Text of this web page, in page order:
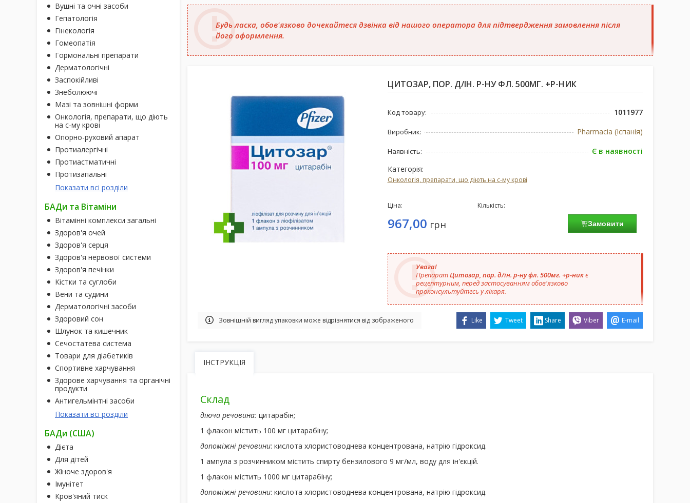
Вушні та очні засоби
Гепатологія
Гінекологія
Гомеопатія
Гормональні препарати
Дерматологічні
Заспокійливі
Знеболюючі
Мазі та зовнішні форми
Онкологія, препарати, що діють
на с-му крові
Опорно-руховий апарат
Протиалергічні
Протиастматичні
Протизапальні
Показати всі розділи
БАДи та Вітаміни
Вітамінні комплекси загальні
Здоров'я очей
Здоров'я серця
Здоров'я нервової системи
Здоров'я печінки
Кістки та суглоби
Вени та судини
Дерматологічні засоби
Здоровий сон
Шлунок та кишечник
Сечостатева система
Товари для діабетиків
Спортивне харчування
Здорове харчування та органічні
продукти
Антигельмінтні засоби
Показати всі розділи
БАДи (США)
Дієта
Для дітей
Жіноче здоров'я
Імунітет
Кров'яний тиск
Будь ласка, обов'язково дочекайтеся дзвінка від нашого оператора для підтвердження замовлення після
його оформлення.
ЦИТОЗАР, ПОР. Д/ІН. Р-НУ ФЛ. 500МГ. +Р-НИК
Код товару: 1011977
Виробник: Pharmacia (Іспанія)
Наявність:
Є в наявності
Категорія:
Онкологія, препарати, що діють на с-му крові
Ціна:
967,00 грн
Кількість:
Замовити
Увага!
ПрепаратЦитозар, пор. д/ін. р-ну фл. 500мг. +р-никє
рецептурним, перед застосуванням обов'язково
проконсультуйтесь у лікаря.
Зовнішній вигляд упаковки може відрізнятися від зображеного Like Tweet Share Viber E-mail
ІНСТРУКЦІЯ
Склад
діюча речовина: цитарабін;
1 флакон містить 100 мг цитарабіну;
допоміжні речовини: кислота хлористоводнева концентрована, натрію гідроксид.
1 ампула з розчинником містить спирту бензилового 9 мг/мл, воду для ін'єкцій.
1 флакон містить 1000 мг цитарабіну;
допоміжні речовини: кислота хлористоводнева концентрована, натрію гідроксид.